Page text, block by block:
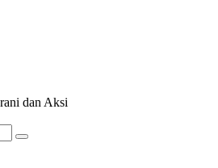
dan Aksi